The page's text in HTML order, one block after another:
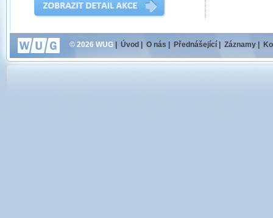
© 2026 WUG Úvod O nás Přednášející Záznamy